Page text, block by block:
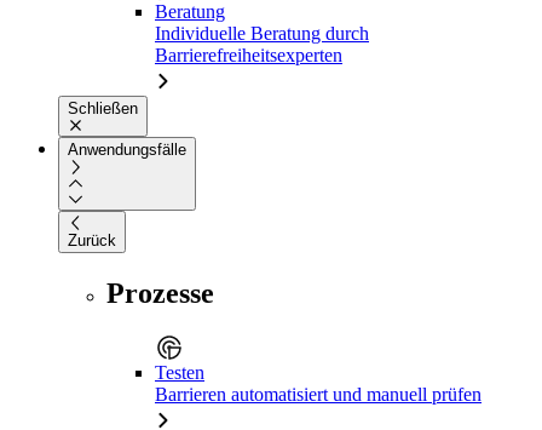
Beratung
Individuelle Beratung durch
Barrierefreiheitsexperten
Schließen
Anwendungsfälle
Zurück
Prozesse
Testen
Barrieren automatisiert und manuell prüfen